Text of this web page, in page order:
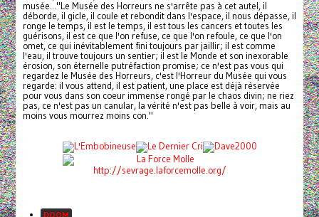
musée..."Le Musée des Horreurs ne s'arrête pas à cet autel, il
déborde, il gicle, il coule et rebondit dans l'espace, il nous dépasse, il
ronge le temps, il est le temps, il est tous les cancers et toutes les
guérisons, il est ce que l'on refuse, ce que l'on refoule, ce que l'on
omet, ce qui inévitablement fini toujours par jaillir; il est comme
l'eau, il trouve toujours un sentier; il est le Monde et son inexorable
érosion, son éternelle putréfaction promise; ce n'est pas vous qui
regardez le Musée des Horreurs, c'est l'Horreur du Musée qui vous
regarde: il vous attend, il est patient, une place est déjà réservée
pour vous dans son coeur immense rongé par le chaos divin; ne riez
pas, ce n'est pas un canular, la vérité n'est pas belle à voir, mais au
moins vous mourrez moins con."
http://sevrage.laforcemolle.org/
DOOM